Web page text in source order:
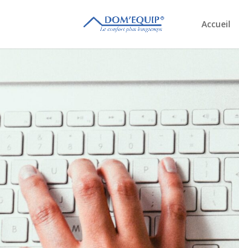
Accueil